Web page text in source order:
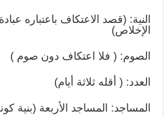
النية: (قصد الاعتكاف باعتباره
الإخلاص)
الصوم: ( فلا اعتكاف دون صوم )
العدد: ( أقله ثلاثة أيام)
المساجد: المساجد الأربعة (بنية